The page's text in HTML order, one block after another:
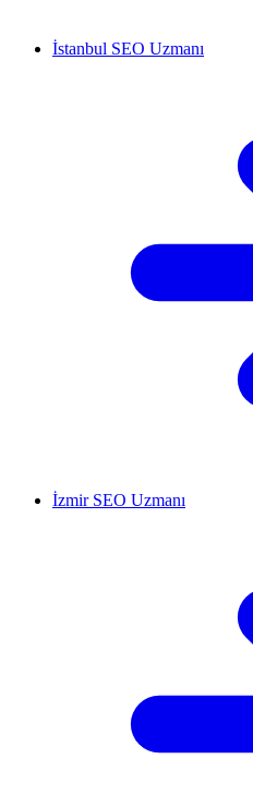
İstanbul SEO Uzmanı
İzmir SEO Uzmanı